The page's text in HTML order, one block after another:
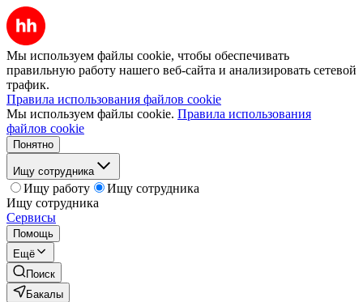
Мы используем файлы cookie, чтобы обеспечивать
правильную работу нашего веб-сайта и анализировать сетевой
трафик.
Правила использования файлов cookie
Мы используем файлы cookie. Правила использования
файлов cookie
Понятно
Ищу сотрудника
Ищу работу
Ищу сотрудника
Ищу сотрудника
Сервисы
Помощь
Ещё
Поиск
Бакалы